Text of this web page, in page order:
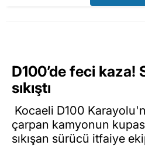
D100’de feci
sıkıştı
Kocaeli D100
çarpan kamyonun
sıkışan sürücü itfaiye